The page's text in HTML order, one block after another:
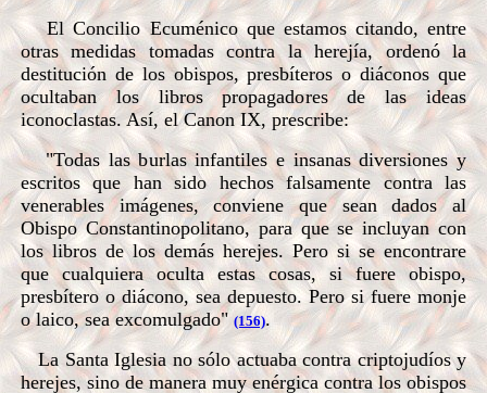
El Concilio Ecuménico que estamos citando, entre
otras medidas tomadas contra la herejía, ordenó la
destitución de los obispos, presbíteros o diáconos que
ocultaban los libros propagadores de las ideas
iconoclastas. Así, el Canon IX, prescribe:
"Todas las burlas infantiles e insanas diversiones y
escritos que han sido hechos falsamente contra las
venerables imágenes, conviene que sean dados al
Obispo Constantinopolitano, para que se incluyan con
los libros de los demás herejes. Pero si se encontrare
que cualquiera oculta estas cosas, si fuere obispo,
presbítero o diácono, sea depuesto. Pero si fuere monje
o laico, sea excomulgado" (156).
La Santa Iglesia no sólo actuaba contra criptojudíos y
herejes, sino de manera muy enérgica contra los obispos